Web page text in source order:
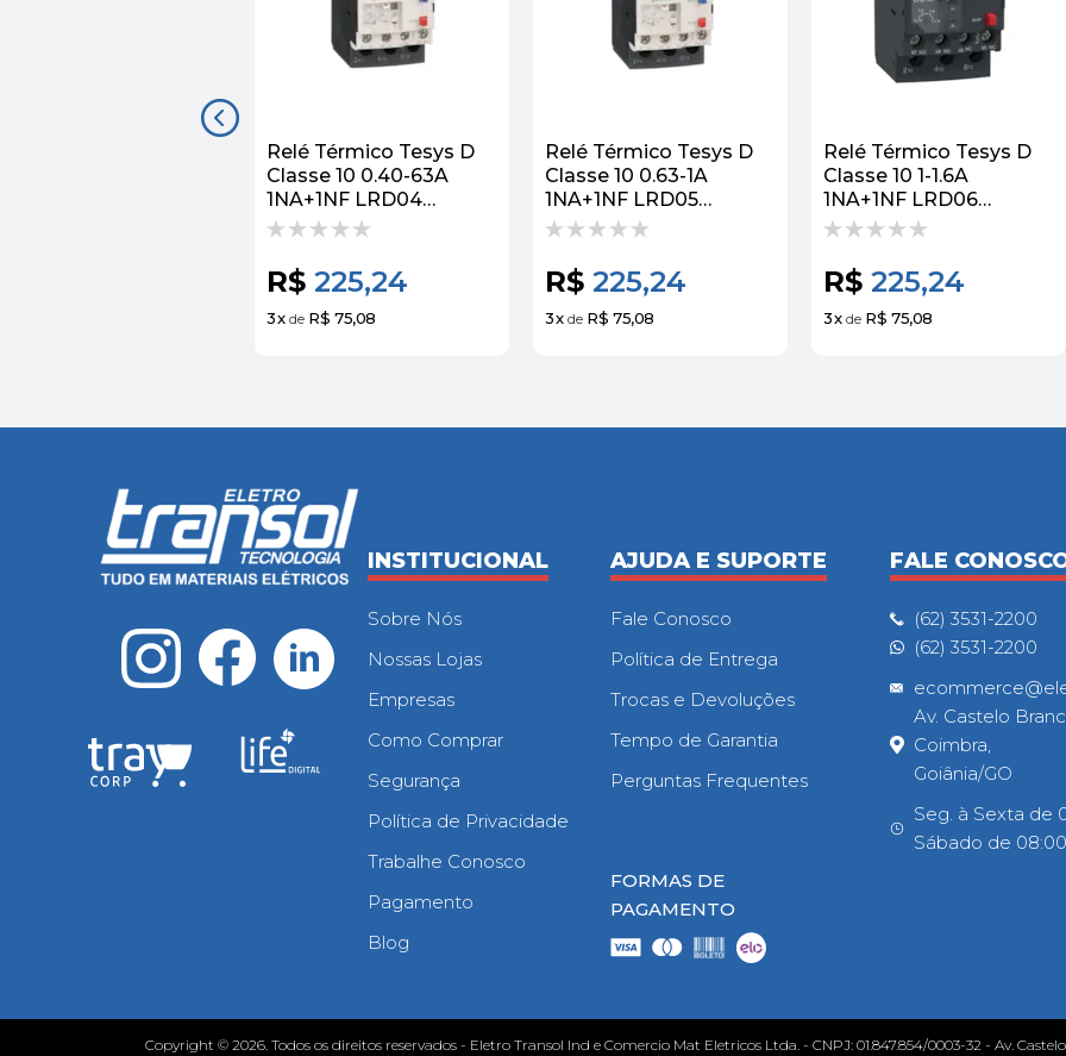
Relé Térmico Tesys D
Classe 10 0.40-63A
1NA+1NF LRD04
Schneider
R$ 225,24
3x de R$ 75,08
Relé Térmico Tesys D
Classe 10 0.63-1A
1NA+1NF LRD05
Schneider
R$ 225,24
3x de R$ 75,08
Relé Térmico Tesys D
Classe 10 1-1.6A
1NA+1NF LRD06
Schneider
R$ 225,24
3x de R$ 75,08
INSTITUCIONAL
Sobre Nós
Nossas Lojas
Empresas
Como Comprar
Segurança
Política de Privacidade
Trabalhe Conosco
Pagamento
Blog
AJUDA E SUPORTE
Fale Conosco
Política de Entrega
Trocas e Devoluções
Tempo de Garantia
Perguntas Frequentes
FORMAS DE
PAGAMENTO
FALE
(62) 3531-2200
(62) 3531-2200
Av. Castelo
Coimbra,
Goiânia/GO
Seg. à Sexta de
Sábado de
Copyright © 2026. Todos os direitos reservados - Eletro Transol Ind e Comercio Mat Eletricos Ltda. - CNPJ: 01.847.854/0003-32 - Av.